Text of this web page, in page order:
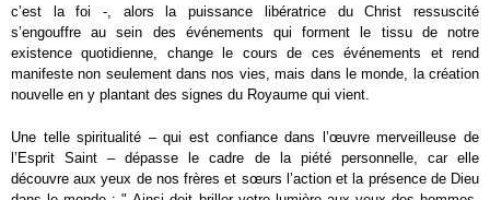
c’est la foi -, alors la puissance libératrice du Christ ressuscité
s’engouffre au sein des événements qui forment le tissu de notre
existence quotidienne, change le cours de ces événements et rend
manifeste non seulement dans nos vies, mais dans le monde, la création
nouvelle en y plantant des signes du Royaume qui vient.
Une telle spiritualité – qui est confiance dans l’œuvre merveilleuse de
l’Esprit Saint – dépasse le cadre de la piété personnelle, car elle
découvre aux yeux de nos frères et sœurs l’action et la présence de Dieu